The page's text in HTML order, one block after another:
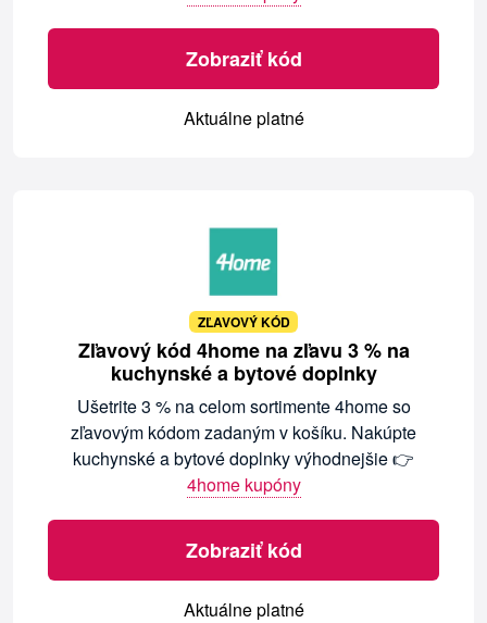
Zobraziť kód
Aktuálne platné
ZĽAVOVÝ KÓD
Zľavový kód 4home na zľavu 3 % na
kuchynské a bytové doplnky
Ušetrite 3 % na celom sortimente 4home so
zľavovým kódom zadaným v košíku. Nakúpte
kuchynské a bytové doplnky výhodnejšie 👉
4home kupóny
Zobraziť kód
Aktuálne platné